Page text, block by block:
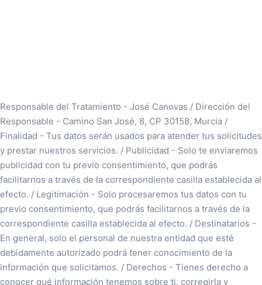
Responsable del Tratamiento - José Canovas / Dirección del
Responsable - Camino San José, 8, CP 30158, Murcia /
Finalidad - Tus datos serán usados para atender tus solicitudes
y prestar nuestros servicios. / Publicidad - Solo te enviaremos
publicidad con tu previo consentimiento, que podrás
facilitarnos a través de la correspondiente casilla establecida al
efecto. / Legitimación - Solo procesaremos tus datos con tu
previo consentimiento, que podrás facilitarnos a través de la
correspondiente casilla establecida al efecto. / Destinatarios -
En general, solo el personal de nuestra entidad que esté
debidamente autorizado podrá tener conocimiento de la
información que solicitamos. / Derechos - Tienes derecho a
conocer qué información tenemos sobre ti, corregirla y